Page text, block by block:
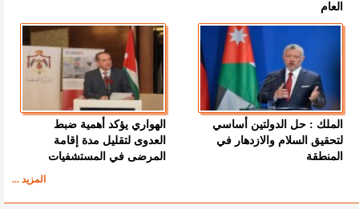
العام
الملك : حل الدولتين أساسي
لتحقيق السلام والازدهار في
المنطقة
الهواري يؤكد أهمية ضبط
العدوى لتقليل مدة إقامة
المرضى في المستشفيات
المزيد ...